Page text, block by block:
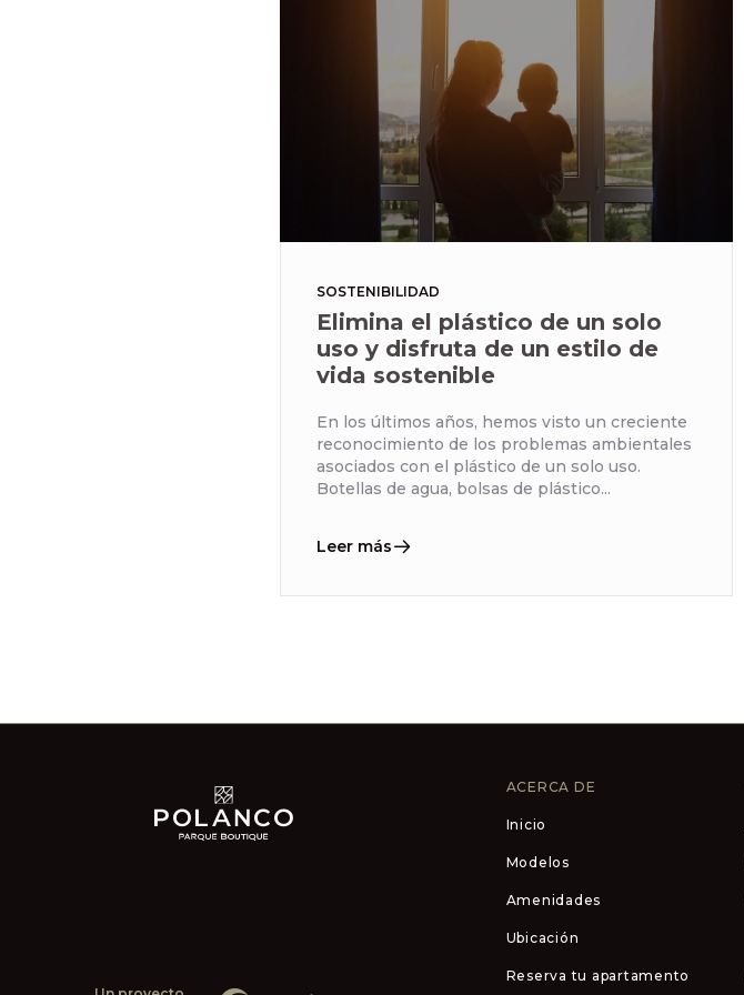
SOSTENIBILIDAD
Elimina el plástico de un solo
uso y disfruta de un estilo de
vida sostenible
En los últimos años, hemos visto un creciente
reconocimiento de los problemas ambientales
asociados con el plástico de un solo uso.
Botellas de agua, bolsas de plástico...
Leer más
ACERCA DE
Inicio
Modelos
Amenidades
Ubicación
Reserva tu apartamento